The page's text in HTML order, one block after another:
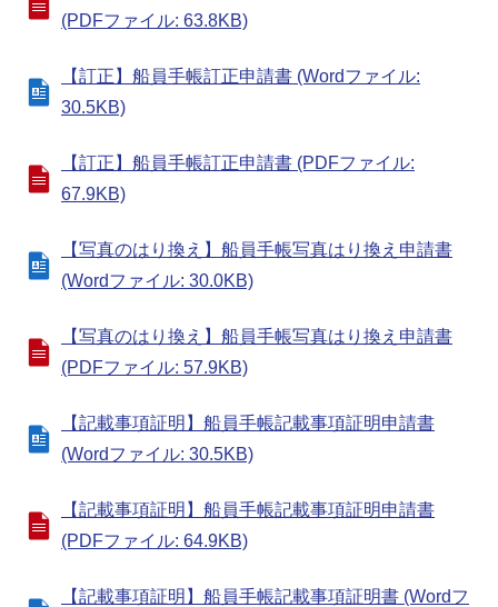
(PDFファイル: 63.8KB)
【訂正】船員手帳訂正申請書 (Wordファイル:
30.5KB)
【訂正】船員手帳訂正申請書 (PDFファイル:
67.9KB)
【写真のはり換え】船員手帳写真はり換え申請書
(Wordファイル: 30.0KB)
【写真のはり換え】船員手帳写真はり換え申請書
(PDFファイル: 57.9KB)
【記載事項証明】船員手帳記載事項証明申請書
(Wordファイル: 30.5KB)
【記載事項証明】船員手帳記載事項証明申請書
(PDFファイル: 64.9KB)
【記載事項証明】船員手帳記載事項証明書 (Wordフ